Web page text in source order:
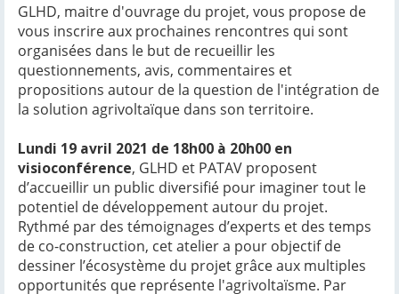
GLHD, maitre d'ouvrage du projet, vous propose de
vous inscrire aux prochaines rencontres qui sont
organisées dans le but de recueillir les
questionnements, avis, commentaires et
propositions autour de la question de l'intégration de
la solution agrivoltaïque dans son territoire.
Lundi 19 avril 2021 de 18h00 à 20h00 en
visioconférence, GLHD et PATAV proposent
d’accueillir un public diversifié pour imaginer tout le
potentiel de développement autour du projet.
Rythmé par des témoignages d’experts et des temps
de co-construction, cet atelier a pour objectif de
dessiner l’écosystème du projet grâce aux multiples
opportunités que représente l'agrivoltaïsme. Par